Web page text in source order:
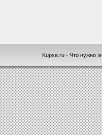
Kupse.ru - Что нужно